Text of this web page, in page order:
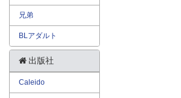
兄弟
BLアダルト
出版社
Caleido